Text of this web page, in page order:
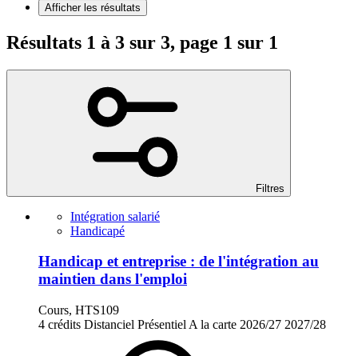
Afficher les résultats
Résultats 1 à 3 sur 3, page 1 sur 1
Filtres
Intégration salarié
Handicapé
Handicap et entreprise : de l'intégration au
maintien dans l'emploi
Cours, HTS109
4 crédits Distanciel Présentiel A la carte 2026/27 2027/28